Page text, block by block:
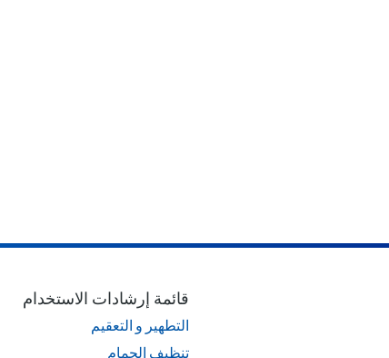
قائمة إرشادات الاستخدام
التطهير و التعقيم
تنظيف الحمام